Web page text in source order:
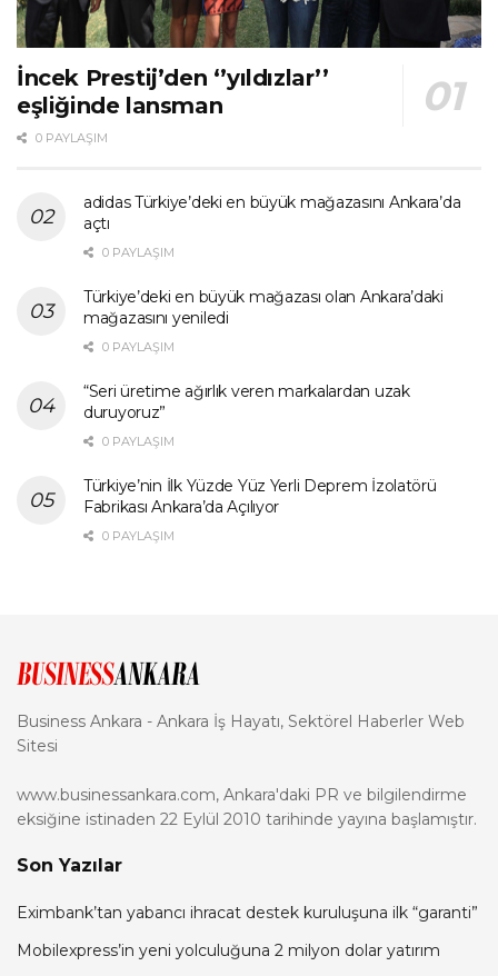
İncek Prestij’den ‘’yıldızlar’’
eşliğinde lansman
0 PAYLAŞIM
adidas Türkiye’deki en büyük mağazasını Ankara’da
açtı
0 PAYLAŞIM
Türkiye’deki en büyük mağazası olan Ankara’daki
mağazasını yeniledi
0 PAYLAŞIM
“Seri üretime ağırlık veren markalardan uzak
duruyoruz”
0 PAYLAŞIM
Türkiye’nin İlk Yüzde Yüz Yerli Deprem İzolatörü
Fabrikası Ankara’da Açılıyor
0 PAYLAŞIM
Business Ankara - Ankara İş Hayatı, Sektörel Haberler Web
Sitesi
www.businessankara.com, Ankara'daki PR ve bilgilendirme
eksiğine istinaden 22 Eylül 2010 tarihinde yayına başlamıştır.
Son Yazılar
Eximbank’tan yabancı ihracat destek kuruluşuna ilk “garanti”
Mobilexpress’in yeni yolculuğuna 2 milyon dolar yatırım